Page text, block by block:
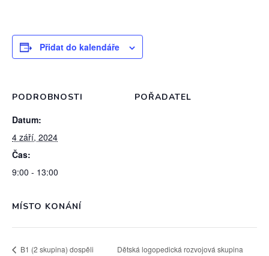
Přidat do kalendáře
PODROBNOSTI
Datum:
4 září, 2024
Čas:
9:00 - 13:00
POŘADATEL
MÍSTO KONÁNÍ
B1 (2 skupina) dospěli Dětská logopedická rozvojová skupina